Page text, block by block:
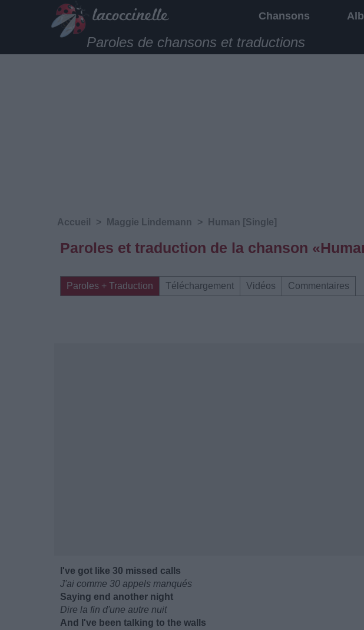
Chansons
Paroles de chansons et traductions
Accueil > Maggie Lindemann > Human [Single]
Paroles et traduction de la chanson
Paroles + Traduction Téléchargement Vidéos Commentaires
I've got like 30 missed calls
J'ai comme 30 appels manqués
Saying end another night
Dire la fin d'une autre nuit
And I've been talking to the walls